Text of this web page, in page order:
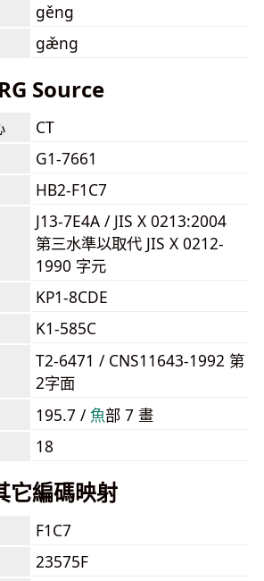
gěng
gæ̌ng
Source
CT
G1-7661
HB2-F1C7
J13-7E4A / JIS X 0213:2004
第三水準以取代 JIS X 0212-
1990 字元
KP1-8CDE
K1-585C
T2-6471 / CNS11643-1992 第
2字面
195.7 / ⿂部 7 畫
18
編碼映射
F1C7
23575F